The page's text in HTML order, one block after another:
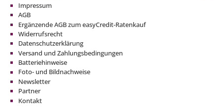
Impressum
AGB
Ergänzende AGB zum easyCredit-Ratenkauf
Widerrufsrecht
Datenschutzerklärung
Versand und Zahlungsbedingungen
Batteriehinweise
Foto- und Bildnachweise
Newsletter
Partner
Kontakt